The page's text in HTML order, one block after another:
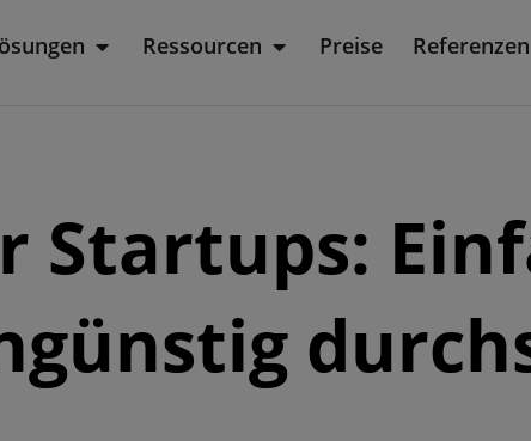
Öffne Lösungen
Ressourcen Öffne Ressourcen
Preise Referenzen
Startups: